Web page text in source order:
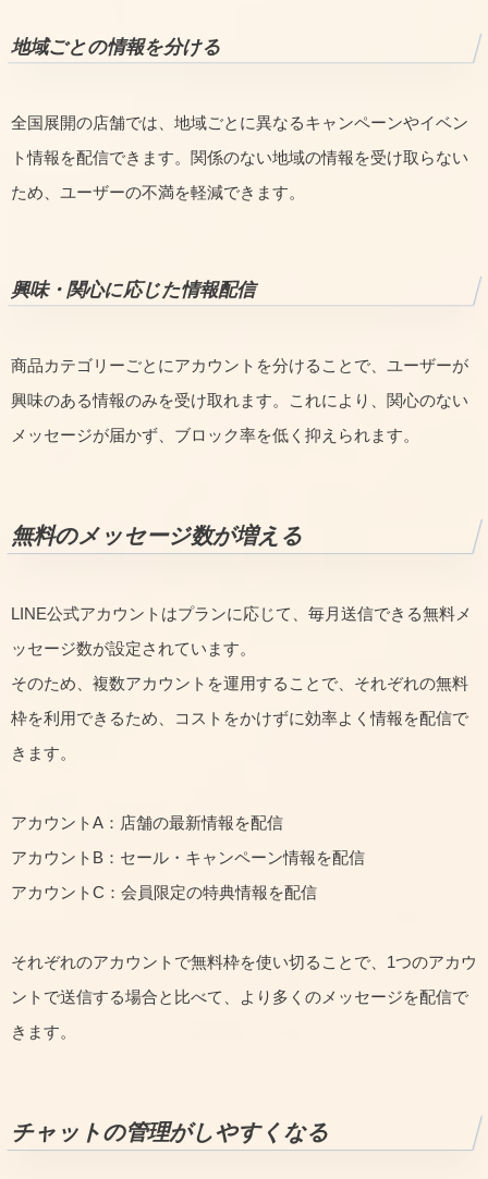
地域ごとの情報を分ける
全国展開の店舗では、地域ごとに異なるキャンペーンやイベン
ト情報を配信できます。関係のない地域の情報を受け取らない
ため、ユーザーの不満を軽減できます。
興味・関心に応じた情報配信
商品カテゴリーごとにアカウントを分けることで、ユーザーが
興味のある情報のみを受け取れます。これにより、関心のない
メッセージが届かず、ブロック率を低く抑えられます。
無料のメッセージ数が増える
LINE公式アカウントはプランに応じて、毎月送信できる無料メ
ッセージ数が設定されています。
そのため、複数アカウントを運用することで、それぞれの無料
枠を利用できるため、コストをかけずに効率よく情報を配信で
きます。
アカウントA：店舗の最新情報を配信
アカウントB：セール・キャンペーン情報を配信
アカウントC：会員限定の特典情報を配信
それぞれのアカウントで無料枠を使い切ることで、1つのアカウ
ントで送信する場合と比べて、より多くのメッセージを配信で
きます。
チャットの管理がしやすくなる